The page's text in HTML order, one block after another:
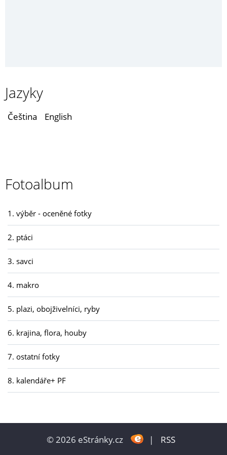
Jazyky
Čeština English
Fotoalbum
1. výběr - oceněné fotky
2. ptáci
3. savci
4. makro
5. plazi, obojživelníci, ryby
6. krajina, flora, houby
7. ostatní fotky
8. kalendáře+ PF
© 2026 eStránky.cz | RSS